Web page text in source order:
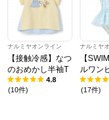
ナルミヤオンライン
【接触冷感】なつ
のおめかし半袖T
4.8
(10件)
ナルミヤ
【
ルワン
(17件)